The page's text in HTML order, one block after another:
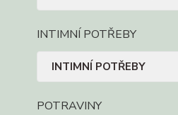
INTIMNÍ POTŘEBY
INTIMNÍ POTŘEBY
POTRAVINY